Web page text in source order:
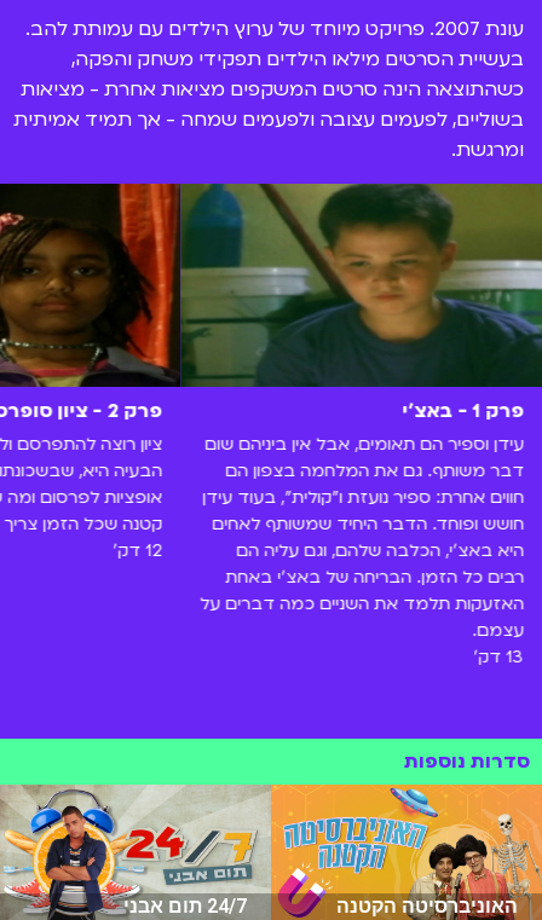
עונת 2007. פרויקט מיוחד של ערוץ הילדים עם עמותת להב.
בעשיית הסרטים מילאו הילדים תפקידי משחק והפקה,
כשהתוצאה הינה סרטים המשקפים מציאות אחרת - מציאות
בשוליים, לפעמים עצובה ולפעמים שמחה - אך תמיד אמיתית
ומרגשת.
פרק 1 - באצ'י
עידן וספיר הם תאומים, אבל אין ביניהם שום
דבר משותף. גם את המלחמה בצפון הם
חווים אחרת: ספיר נועזת ו"קולית", בעוד עידן
חושש ופוחד. הדבר היחיד שמשותף לאחים
היא באצ'י, הכלבה שלהם, וגם עליה הם
רבים כל הזמן. הבריחה של באצ'י באחת
האזעקות תלמד את השניים כמה דברים על
עצמם.
13 דק'
פרק 2 - ציון סופרסטאר
ציון רוצה להתפרסם
הבעיה היא,
אופציות לפרסום ומה
קטנה שכל הזמן צריך
12 דק'
סדרות נוספות
האוניברסיטה הקטנה 24/7 תום אבני